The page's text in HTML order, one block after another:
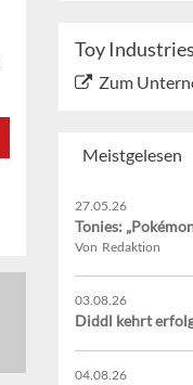
Toy
Zum
Meistgelesen
27.05.26
Tonies:
Von Redaktion
03.08.26
Diddl kehrt
04.08.26